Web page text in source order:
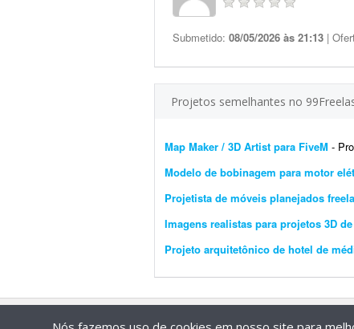
Submetido: 08/05/2026 às 21:13 |
Projetos semelhantes no
Map Maker / 3D Artist para FiveM -
Modelo de bobinagem para motor
Projetista de móveis planejados
Imagens realistas para projetos 3D
Projeto arquitetônico de hotel de